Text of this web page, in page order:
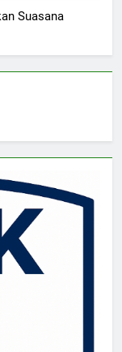
Suasana